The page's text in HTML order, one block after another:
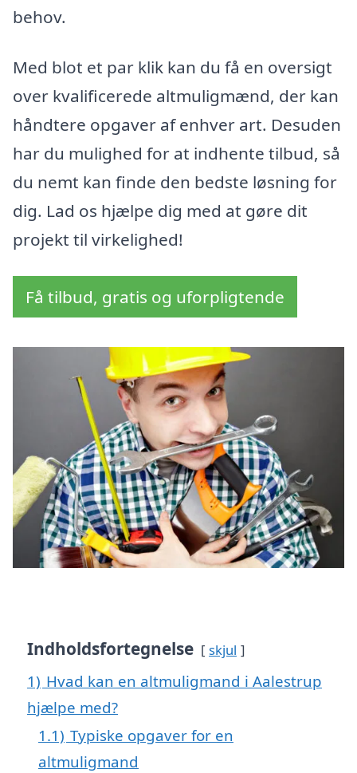
behov.
Med blot et par klik kan du få en oversigt
over kvalificerede altmuligmænd, der kan
håndtere opgaver af enhver art. Desuden
har du mulighed for at indhente tilbud, så
du nemt kan finde den bedste løsning for
dig. Lad os hjælpe dig med at gøre dit
projekt til virkelighed!
Få tilbud, gratis og uforpligtende
Indholdsfortegnelse skjul
1) Hvad kan en altmuligmand i Aalestrup
hjælpe med?
1.1) Typiske opgaver for en
altmuligmand